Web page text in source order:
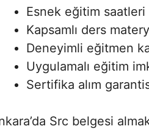
Esnek eğitim saatleri
Kapsamlı ders
Deneyimli eğitmen
Uygulamalı eğitim
Sertifika alım
Src belgesi